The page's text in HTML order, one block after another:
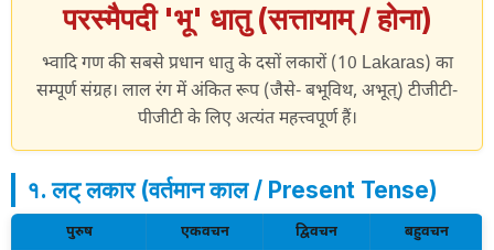
परस्मैपदी 'भू' धातु (सत्तायाम् / होना)
भ्वादि गण की सबसे प्रधान धातु के दसों लकारों (10 Lakaras) का
सम्पूर्ण संग्रह। लाल रंग में अंकित रूप (जैसे- बभूविथ, अभूत्) टीजीटी-
पीजीटी के लिए अत्यंत महत्त्वपूर्ण हैं।
१. लट् लकार (वर्तमान काल / Present Tense)
पुरुष एकवचन द्विवचन बहुवचन